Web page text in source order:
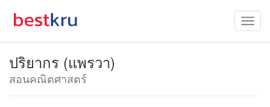
ปริยากร (แพรวา)
สอนคณิตศาสตร์